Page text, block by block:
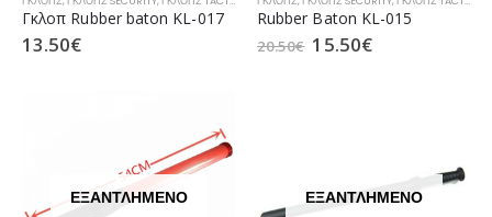
Γκλοπ Rubber baton KL-017
13.50€
Rubber Baton KL-015
20.50€ 15.50€
ΕΞΑΝΤΛΗΜΈΝΟ ΕΞΑΝΤΛΗΜΈΝΟ